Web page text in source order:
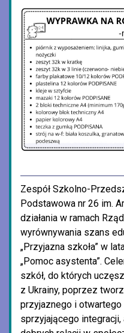
Zespół Szkolno-
Podstawowa nr 26 im.
działania w ramach
wyrównywania szans
„Przyjazna szkoła” w
„Pomoc asystenta”.
szkół, do których
z Ukrainy, poprzez
przyjaznego i
sprzyjającego